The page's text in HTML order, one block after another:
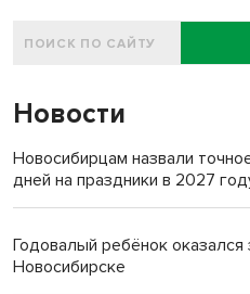
Новости
Новосибирцам назвали
дней на праздники в 2027
Годовалый ребёнок оказался
Новосибирске